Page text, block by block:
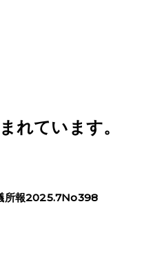
れています。
所報2025.7No398